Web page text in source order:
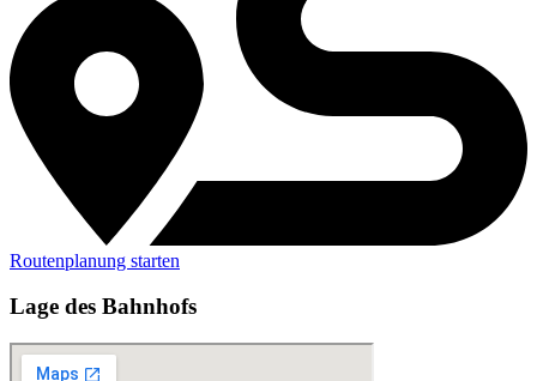
Routenplanung starten
Lage des Bahnhofs